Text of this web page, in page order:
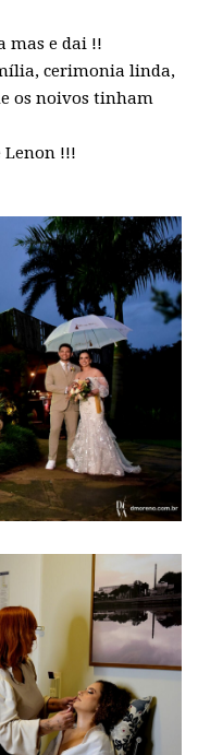
mas e dai !!
cerimonia linda,
os noivos tinham
Lenon !!!